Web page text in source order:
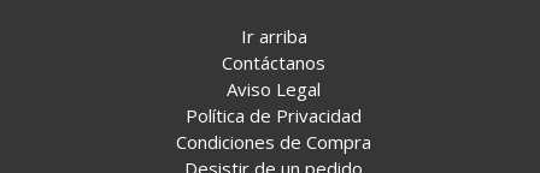
Ir arriba
Contáctanos
Aviso Legal
Política de Privacidad
Condiciones de Compra